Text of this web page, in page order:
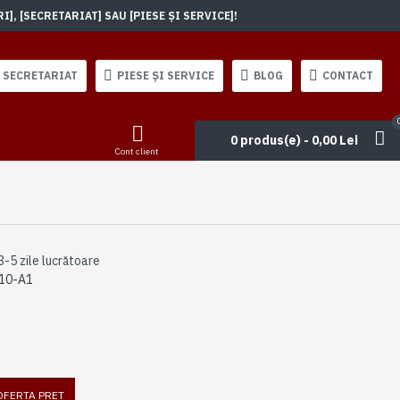
[SECRETARIAT] SAU [PIESE ȘI SERVICE]!
SECRETARIAT PIESE ȘI SERVICE BLOG CONTACT
Cont client
0 produs(e) - 0,00 Lei
5 zile lucrătoare
A1
PRET